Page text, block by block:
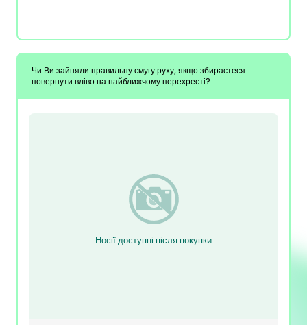
Чи Ви зайняли правильну смугу руху, якщо збираєтеся
повернути вліво на найближчому перехресті?
Носії доступні після покупки